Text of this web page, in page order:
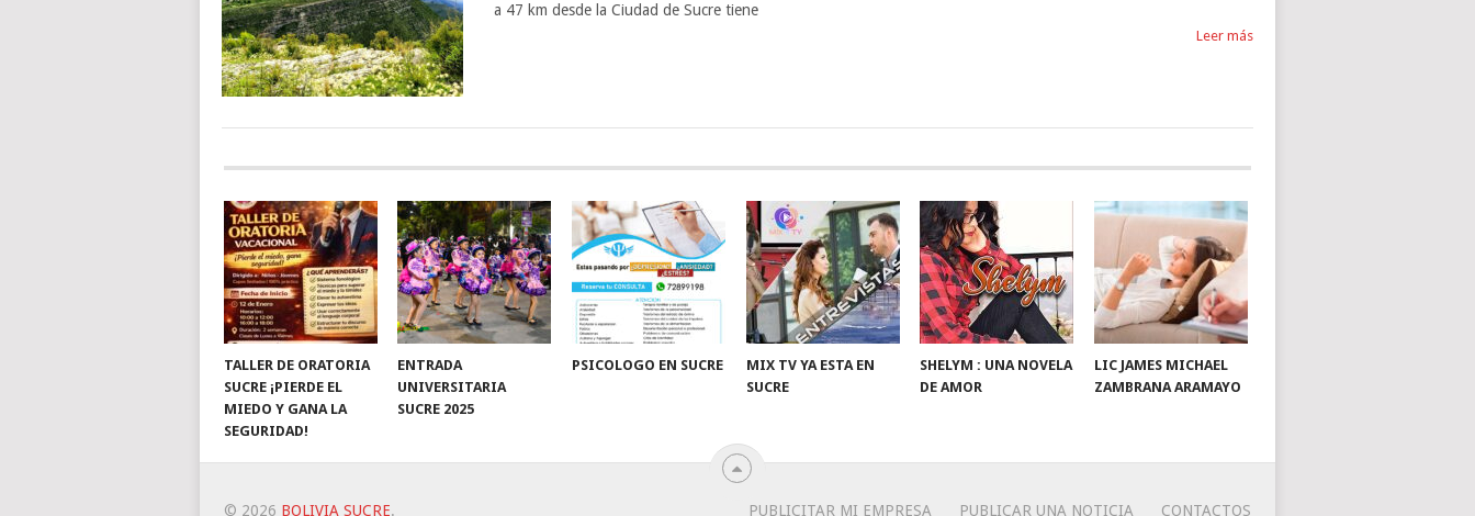
a 47 km desde la Ciudad de Sucre tiene
Leer más
TALLER DE ORATORIA
SUCRE ¡PIERDE EL
MIEDO Y GANA LA
SEGURIDAD!
ENTRADA
UNIVERSITARIA
SUCRE 2025
PSICOLOGO EN SUCRE
MIX TV YA ESTA EN
SUCRE
SHELYM : UNA NOVELA
DE AMOR
LIC JAMES MICHAEL
ZAMBRANA ARAMAYO
© 2026 BOLIVIA SUCRE. PUBLICITAR MI EMPRESA PUBLICAR UNA NOTICIA CONTACTOS